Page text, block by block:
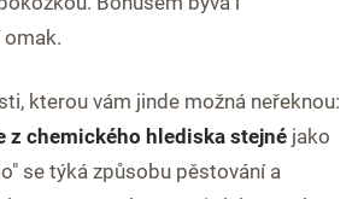
kterou vám jinde možná neřeknou:
z chemického hlediska stejné jako
se týká způsobu pěstování a